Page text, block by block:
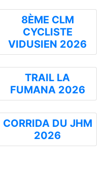
8ÈME CLM
CYCLISTE
VIDUSIEN 2026
TRAIL LA
FUMANA 2026
CORRIDA DU JHM
2026